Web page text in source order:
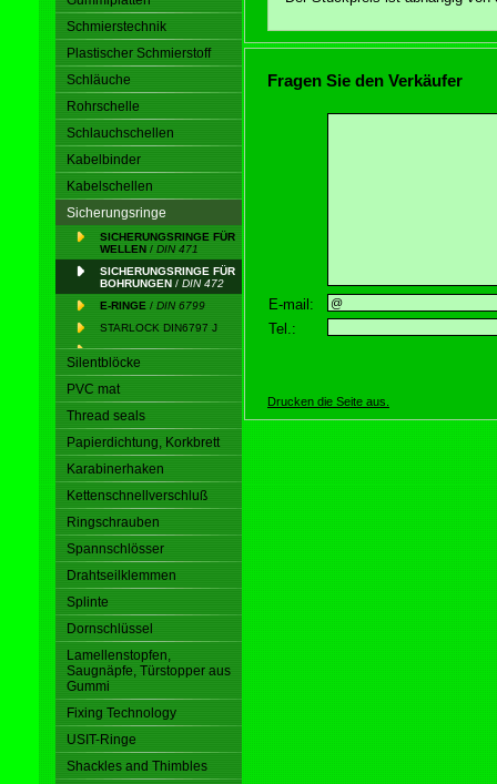
Schmierstechnik
Plastischer Schmierstoff
Schläuche
Rohrschelle
Schlauchschellen
Kabelbinder
Kabelschellen
Sicherungsringe
SICHERUNGSRINGE FÜR
WELLEN / DIN 471
SICHERUNGSRINGE FÜR
BOHRUNGEN / DIN 472
E-RINGE / DIN 6799
STARLOCK DIN6797 J
Silentblöcke
PVC mat
Thread seals
Papierdichtung, Korkbrett
Karabinerhaken
Kettenschnellverschluß
Ringschrauben
Spannschlösser
Drahtseilklemmen
Splinte
Dornschlüssel
Lamellenstopfen,
Saugnäpfe, Türstopper aus
Gummi
Fixing Technology
USIT-Ringe
Shackles and Thimbles
Fragen Sie den Verkäufer
E-mail:
Tel.:
Drucken die Seite aus.